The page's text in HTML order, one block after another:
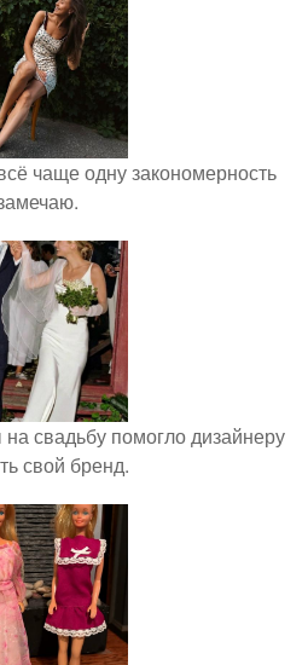
чаще одну закономерность
свадьбу помогло дизайнеру
свой бренд.